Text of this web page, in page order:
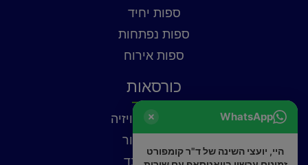
ספות יחיד
ספות נפתחות
ספות אירוח
כורסאות
כורסאות טלוויזיה
כורסאות עור
כורסאות בד
WhatsApp
היי, יועצי השינה של ד"ר קומפורט